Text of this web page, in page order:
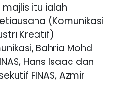
itu ialah
(Komunikasi
Kreatif)
Bahria Mohd
Hans Isaac dan
FINAS, Azmir